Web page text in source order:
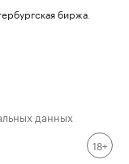
биржа
данных
18+